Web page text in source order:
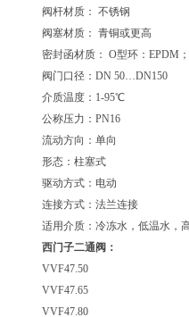
阀杆材质： 不锈钢
阀塞材质： 青铜或更高
密封函材质： O型环：EPDM
阀门口径：DN 50…DN150
介质温度：1-95℃
公称压力：PN16
流动方向：单向
形态：柱塞式
驱动方式：电动
连接方式：法兰连接
适用介质：冷冻水，低温水，
西门子二通阀：
VVF47.50
VVF47.65
VVF47.80